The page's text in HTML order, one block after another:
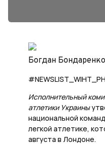
Богдан
Исполнительный
атлетики Украины
национальной
легкой атлетике,
августа в Лондоне.